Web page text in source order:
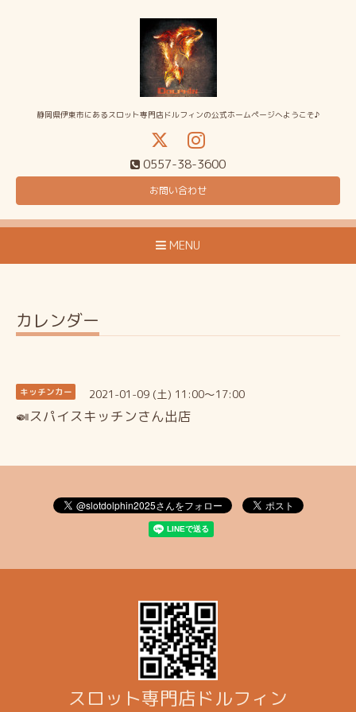
静岡県伊東市にあるスロット専門店ドルフィンの公式ホームページへようこそ♪
0557-38-3600
お問い合わせ
MENU
カレンダー
キッチンカー 2021-01-09 (土) 11:00～17:00
🍛スパイスキッチンさん出店
スロット専門店ドルフィン